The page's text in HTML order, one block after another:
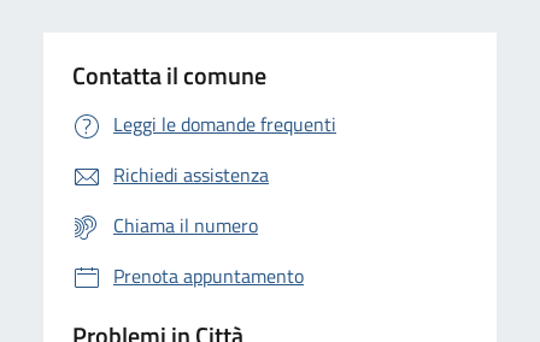
Contatta il comune
Leggi le domande frequenti
Richiedi assistenza
Chiama il numero
Prenota appuntamento